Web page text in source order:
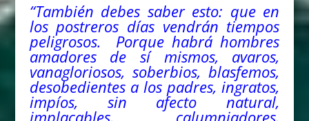
“También debes saber esto: que en
los postreros días vendrán tiempos
peligrosos. Porque habrá hombres
amadores de sí mismos, avaros,
vanagloriosos, soberbios, blasfemos,
desobedientes a los padres, ingratos,
impíos, sin afecto natural,
implacables, calumniadores,